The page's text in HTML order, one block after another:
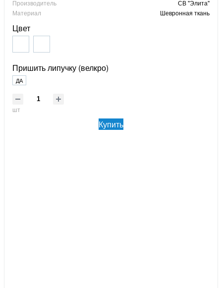
Производитель
СВ "Элита"
Материал
Шевронная ткань
Цвет
Пришить липучку (велкро)
ДА
шт
Купить